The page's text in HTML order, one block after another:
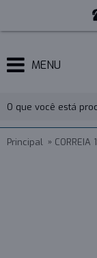
MENU
Principal CORREIA